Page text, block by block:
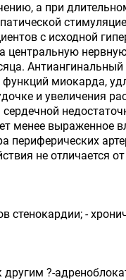
а при
с исходной
функций миокарда,
и увеличения
менее выраженное
не отличается
стенокардии; -
?-